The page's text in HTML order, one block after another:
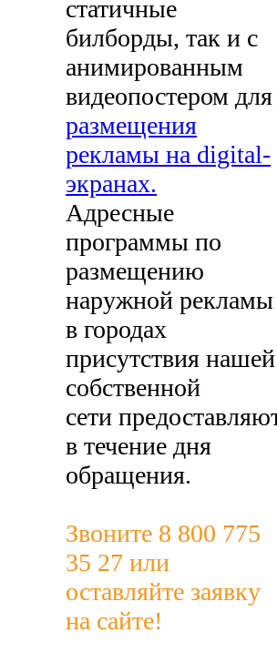
статичные
билборды, так и с
анимированным
видеопостером для
размещения
рекламы на digital-
экранах.
Адресные
программы по
размещению
наружной рекламы
в городах
присутствия нашей
собственной
сети
в течение дня
обращения.
Звоните 8 800 775
35 27 или
оставляйте заявку
на сайте!